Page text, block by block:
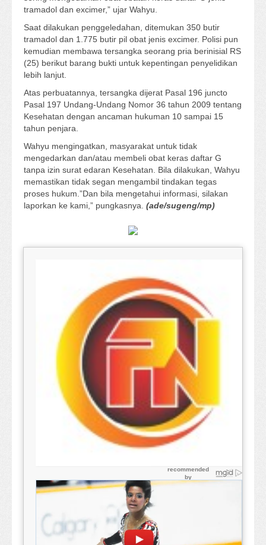
tramadol dan excimer,” ujar Wahyu.
Saat dilakukan penggeledahan, ditemukan 350 butir
tramadol dan 1.775 butir pil obat jenis excimer. Polisi pun
kemudian membawa tersangka seorang pria berinisial RS
(25) berikut barang bukti untuk kepentingan penyelidikan
lebih lanjut.
Atas perbuatannya, tersangka dijerat Pasal 196 juncto
Pasal 197 Undang-Undang Nomor 36 tahun 2009 tentang
Kesehatan dengan ancaman hukuman 10 sampai 15
tahun penjara.
Wahyu mengingatkan, masyarakat untuk tidak
mengedarkan dan/atau membeli obat keras daftar G
tanpa izin surat edaran Kesehatan. Bila dilakukan, Wahyu
memastikan tidak segan mengambil tindakan tegas
proses hukum.”Dan bila mengetahui informasi, silakan
laporkan ke kami,” pungkasnya. (ade/sugeng/mp)